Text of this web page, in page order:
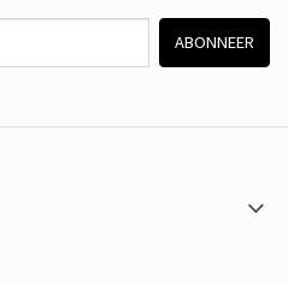
ABONNEER